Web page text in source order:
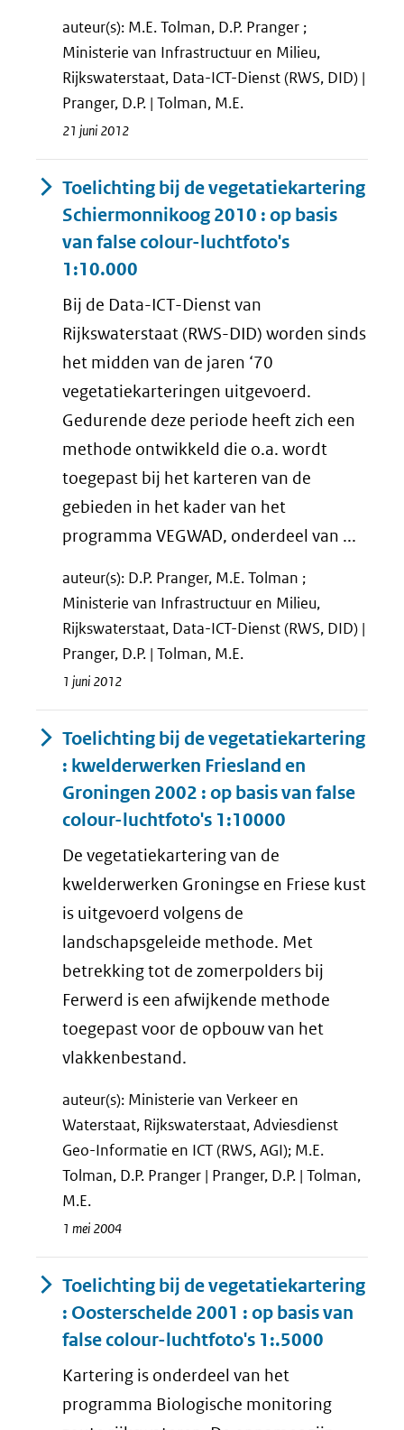
auteur(s): M.E. Tolman, D.P. Pranger ;
Ministerie van Infrastructuur en Milieu,
Rijkswaterstaat, Data-ICT-Dienst (RWS, DID) |
Pranger, D.P. | Tolman, M.E.
21 juni 2012
Toelichting bij de vegetatiekartering
Schiermonnikoog 2010 : op basis
van false colour-luchtfoto's
1:10.000
Bij de Data-ICT-Dienst van
Rijkswaterstaat (RWS-DID) worden sinds
het midden van de jaren ‘70
vegetatiekarteringen uitgevoerd.
Gedurende deze periode heeft zich een
methode ontwikkeld die o.a. wordt
toegepast bij het karteren van de
gebieden in het kader van het
programma VEGWAD, onderdeel van ...
auteur(s): D.P. Pranger, M.E. Tolman ;
Ministerie van Infrastructuur en Milieu,
Rijkswaterstaat, Data-ICT-Dienst (RWS, DID) |
Pranger, D.P. | Tolman, M.E.
1 juni 2012
Toelichting bij de vegetatiekartering
: kwelderwerken Friesland en
Groningen 2002 : op basis van false
colour-luchtfoto's 1:10000
De vegetatiekartering van de
kwelderwerken Groningse en Friese kust
is uitgevoerd volgens de
landschapsgeleide methode. Met
betrekking tot de zomerpolders bij
Ferwerd is een afwijkende methode
toegepast voor de opbouw van het
vlakkenbestand.
auteur(s): Ministerie van Verkeer en
Waterstaat, Rijkswaterstaat, Adviesdienst
Geo-Informatie en ICT (RWS, AGI); M.E.
Tolman, D.P. Pranger | Pranger, D.P. | Tolman,
M.E.
1 mei 2004
Toelichting bij de vegetatiekartering
: Oosterschelde 2001 : op basis van
false colour-luchtfoto's 1:.5000
Kartering is onderdeel van het
programma Biologische monitoring